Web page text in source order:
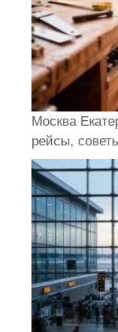
Москва
рейсы,